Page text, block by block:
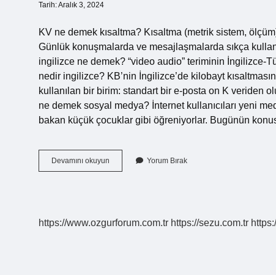
Tarih: Aralık 3, 2024
KV ne demek kısaltma? Kısaltma (metrik sistem,
Günlük konuşmalarda ve mesajlaşmalarda sıkça
ingilizce ne demek? “video audio” teriminin İngilizce-
nedir ingilizce? KB’nin İngilizce’de kilobayt
kullanılan bir birim: standart bir e-posta on K veriden
ne demek sosyal medya? İnternet kullanıcıları yeni
bakan küçük çocuklar gibi öğreniyorlar. Bugünün
Devamını okuyun
Ingilizce
Yorum Bırak
https://www.ozgurforum.com.tr https://sezu.com.tr